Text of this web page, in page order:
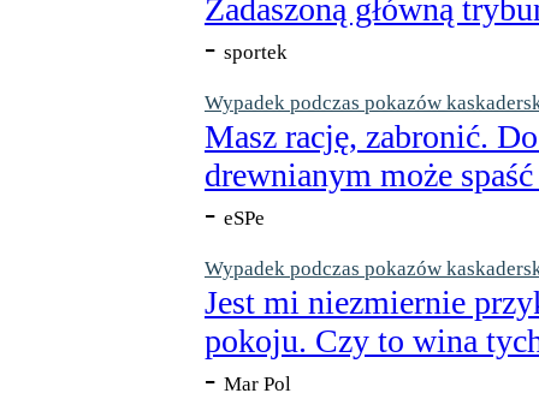
Zadaszoną główną
- sportek
Wypadek podczas pokazów
Masz rację, zabronić.
drewnianym może
- eSPe
Wypadek podczas pokazów
Jest mi niezmiernie
pokoju. Czy to wina
- Mar Pol